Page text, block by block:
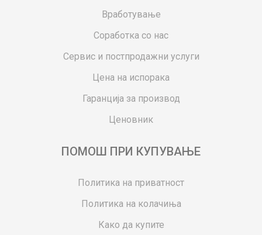
Вработување
Соработка со нас
Сервис и постпродажни услуги
Цена на испорака
Гаранција за производ
Ценовник
ПОМОШ ПРИ КУПУВАЊЕ
Политика на приватност
Политика на колачиња
Како да купите